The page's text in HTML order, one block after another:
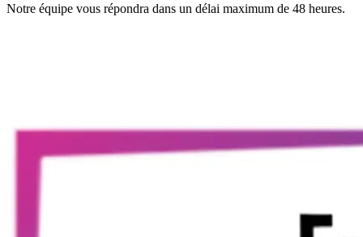
Notre équipe vous répondra dans un délai maximum de 48 heures.